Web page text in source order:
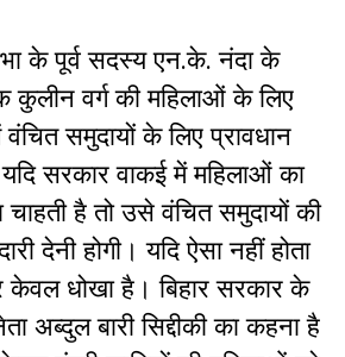
के पूर्व सदस्य एन.के. नंदा के
कुलीन वर्ग की महिलाओं के लिए
समुदायों के लिए प्रावधान
सरकार वाकई में महिलाओं का
है तो उसे वंचित समुदायों की
देनी होगी। यदि ऐसा नहीं होता
धोखा है। बिहार सरकार के
अब्दुल बारी सिद्दीकी का कहना है